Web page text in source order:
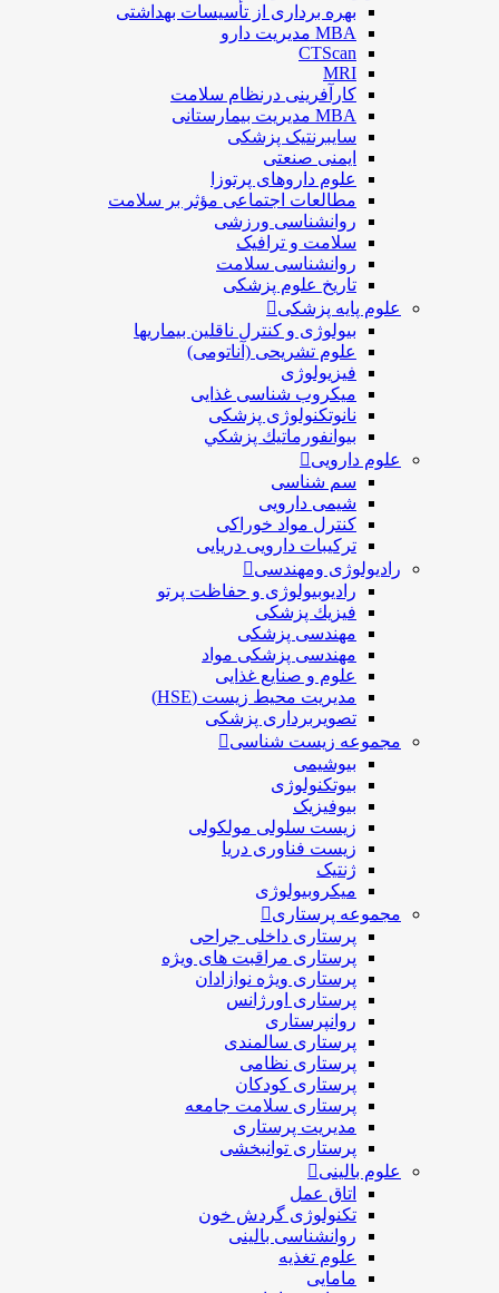
بهره برداری از تأسیسات بهداشتی
MBA مدیریت دارو
CTScan
MRI
کارآفرینی درنظام سلامت
MBA مدیریت بیمارستانی
سایبرنتیک پزشکی
ایمنی صنعتی
علوم داروهای پرتوزا
مطالعات اجتماعی مؤثر بر سلامت
روانشناسی ورزشی
سلامت و ترافیک
روانشناسی سلامت
تاریخ علوم پزشکی
علوم پایه پزشکی
بیولوژی و کنترل ناقلین بیماریها
علوم تشریحی (آناتومی)
فیزیولوژی
ميكروب شناسی غذایی
نانوتکنولوژی پزشکی
بيوانفورماتيك پزشكي
علوم دارویی
سم شناسی
شیمی دارویی
کنترل مواد خوراکی
ترکیبات دارویی دریایی
رادیولوژی ومهندسی
رادیوبیولوژی و حفاظت پرتو
فيزيك پزشکی
مهندسی پزشکی
مهندسی پزشکی مواد
علوم و صنايع غذایی
مدیریت محیط زیست (HSE)
تصویربرداری پزشکی
مجموعه زیست شناسی
بیوشیمی
بیوتکنولوژی
بیوفیزیک
زیست سلولی مولکولی
زیست فناوری دریا
ژنتیک
میکروبیولوژی
مجموعه پرستاری
پرستاری داخلی جراحی
پرستاری مراقبت های ويژه
پرستاری ويژه نوازادان
پرستاری اورژانس
روانپرستاری
پرستاری سالمندی
پرستاری نظامی
پرستاری کودکان
پرستاری سلامت جامعه
مدیریت پرستاری
پرستاری توانبخشی
علوم بالینی
اتاق عمل
تکنولوژی گردش خون
روانشناسی بالینی
علوم تغذیه
مامایی